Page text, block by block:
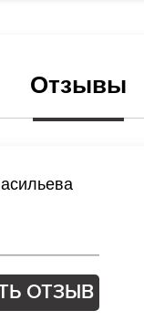
Отзывы
Васильева
ОТЗЫВ